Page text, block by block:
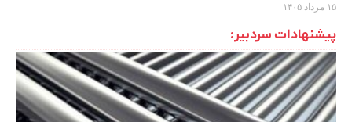
۱۵ مرداد ۱۴۰۵
پیشنهادات سردبیر: